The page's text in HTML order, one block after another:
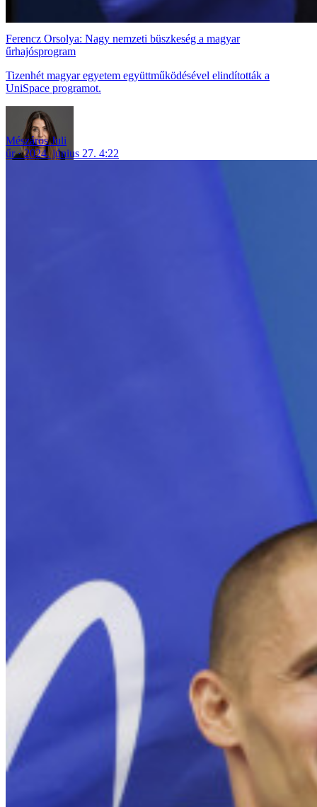
Ferencz Orsolya: Nagy nemzeti büszkeség a magyar
űrhajósprogram
Tizenhét magyar egyetem együttműködésével elindították a
UniSpace programot.
Mészáros Juli
űr
2024. június 27. 4:22